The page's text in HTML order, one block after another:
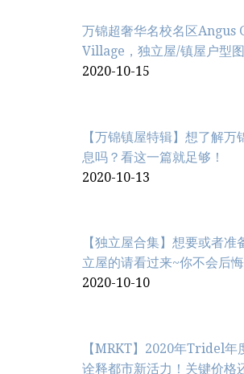
万锦超奢华名校名区Angus
Village，独立屋/镇屋户型图
2020-10-15
【万锦镇屋特辑】想了解万
息吗？看这一篇就足够！
2020-10-13
【独立屋合集】想要或者准
立屋的请看过来~你不会后悔
2020-10-10
【MRKT】2020年Tridel年
诠释都市新活力！关键价格